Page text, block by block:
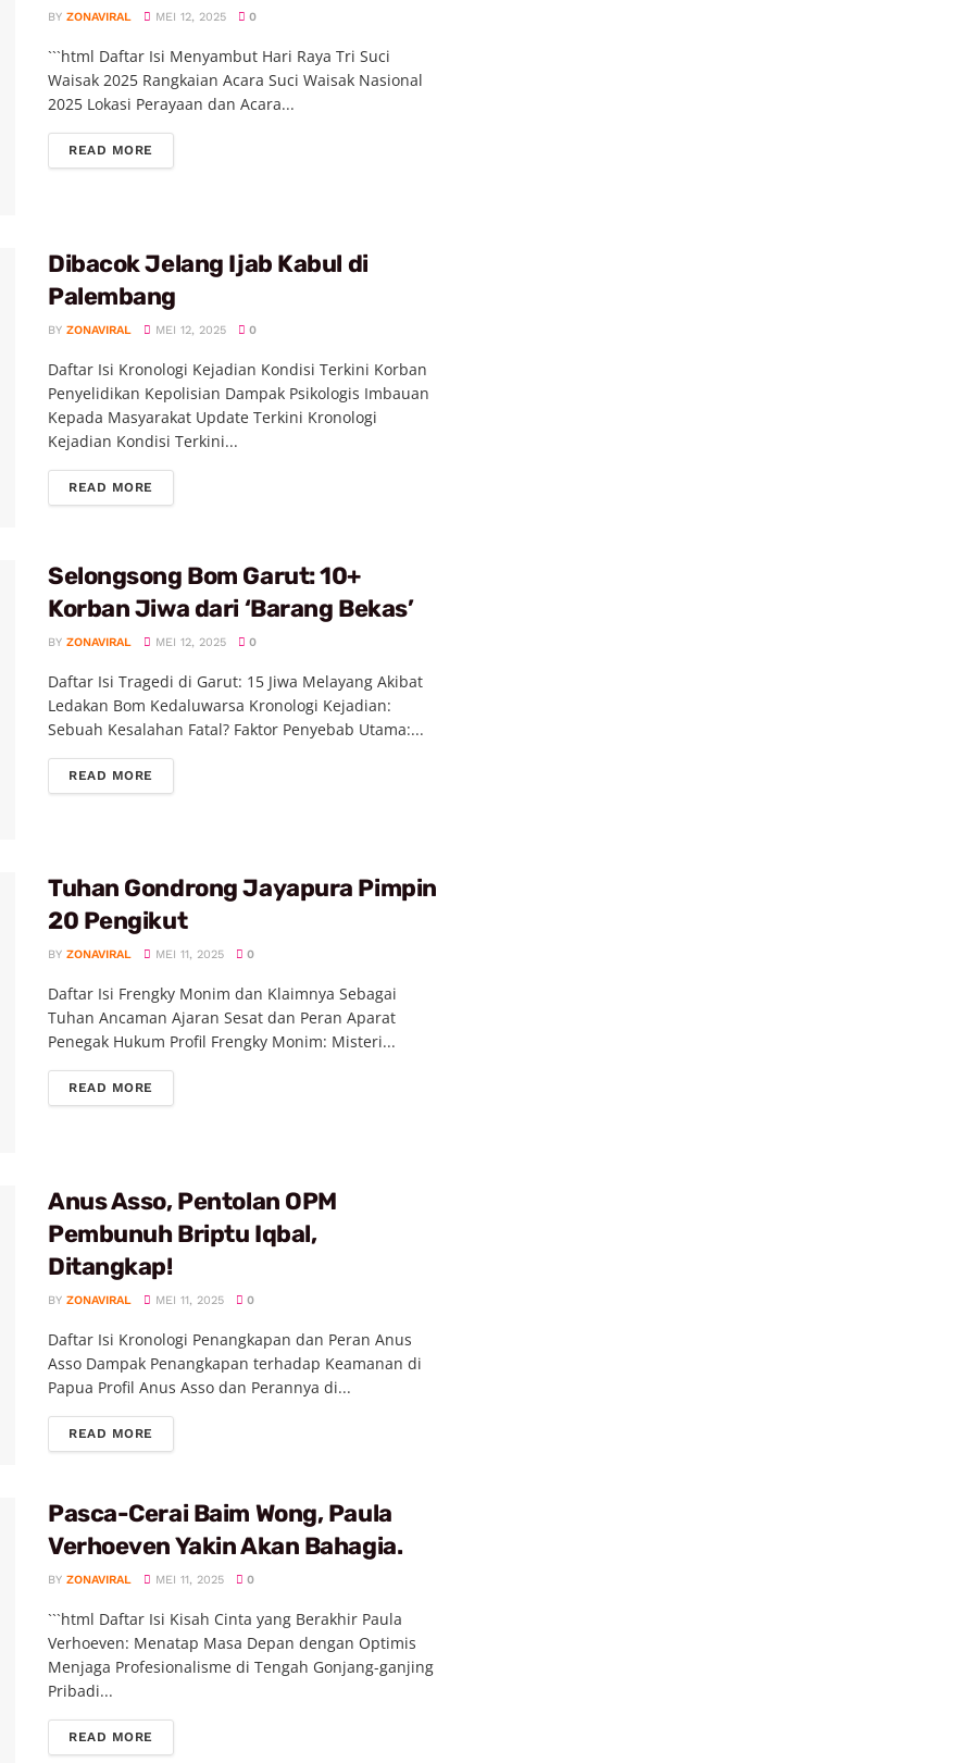
BY ZONAVIRAL MEI 12, 2025 0
```html Daftar Isi Menyambut Hari Raya Tri Suci
Waisak 2025 Rangkaian Acara Suci Waisak Nasional
2025 Lokasi Perayaan dan Acara...
READ MORE
Dibacok Jelang Ijab Kabul di
Palembang
BY ZONAVIRAL MEI 12, 2025 0
Daftar Isi Kronologi Kejadian Kondisi Terkini Korban
Penyelidikan Kepolisian Dampak Psikologis Imbauan
Kepada Masyarakat Update Terkini Kronologi
Kejadian Kondisi Terkini...
READ MORE
Selongsong Bom Garut: 10+
Korban Jiwa dari ‘Barang Bekas’
BY ZONAVIRAL MEI 12, 2025 0
Daftar Isi Tragedi di Garut: 15 Jiwa Melayang Akibat
Ledakan Bom Kedaluwarsa Kronologi Kejadian:
Sebuah Kesalahan Fatal? Faktor Penyebab Utama:...
READ MORE
Tuhan Gondrong Jayapura Pimpin
20 Pengikut
BY ZONAVIRAL MEI 11, 2025 0
Daftar Isi Frengky Monim dan Klaimnya Sebagai
Tuhan Ancaman Ajaran Sesat dan Peran Aparat
Penegak Hukum Profil Frengky Monim: Misteri...
READ MORE
Anus Asso, Pentolan OPM
Pembunuh Briptu Iqbal,
Ditangkap!
BY ZONAVIRAL MEI 11, 2025 0
Daftar Isi Kronologi Penangkapan dan Peran Anus
Asso Dampak Penangkapan terhadap Keamanan di
Papua Profil Anus Asso dan Perannya di...
READ MORE
Pasca-Cerai Baim Wong, Paula
Verhoeven Yakin Akan Bahagia.
BY ZONAVIRAL MEI 11, 2025 0
```html Daftar Isi Kisah Cinta yang Berakhir Paula
Verhoeven: Menatap Masa Depan dengan Optimis
Menjaga Profesionalisme di Tengah Gonjang-ganjing
Pribadi...
READ MORE